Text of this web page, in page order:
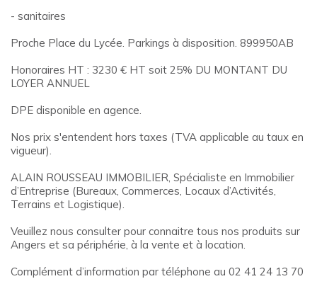
- sanitaires
Proche Place du Lycée. Parkings à disposition. 899950AB
Honoraires HT : 3230 € HT soit 25% DU MONTANT DU
LOYER ANNUEL
DPE disponible en agence.
Nos prix s'entendent hors taxes (TVA applicable au taux en
vigueur).
ALAIN ROUSSEAU IMMOBILIER, Spécialiste en Immobilier
d’Entreprise (Bureaux, Commerces, Locaux d’Activités,
Terrains et Logistique).
Veuillez nous consulter pour connaitre tous nos produits sur
Angers et sa périphérie, à la vente et à location.
Complément d’information par téléphone au 02 41 24 13 70